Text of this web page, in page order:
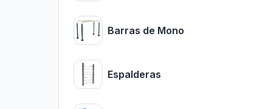
Barras de Mono
Espalderas